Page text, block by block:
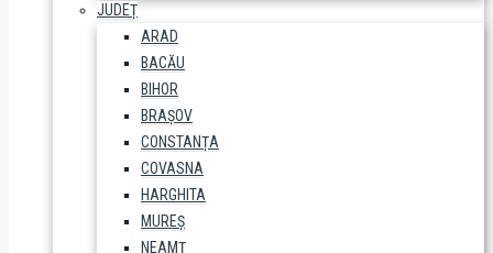
JUDEȚ
ARAD
BACĂU
BIHOR
BRAȘOV
CONSTANȚA
COVASNA
HARGHITA
MUREȘ
NEAMȚ